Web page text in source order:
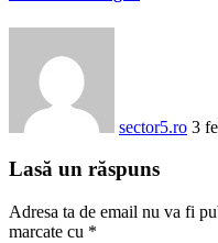
sector5.ro 3
Lasă un răspuns
Adresa ta de email nu va fi
marcate cu *